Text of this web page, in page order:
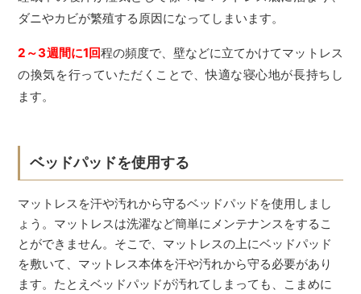
ダニやカビが繁殖する原因になってしまいます。
2～3週間に1回程の頻度で、壁などに立てかけてマットレス
の換気を行っていただくことで、快適な寝心地が長持ちし
ます。
ベッドパッドを使用する
マットレスを汗や汚れから守るベッドパッドを使用しまし
ょう。マットレスは洗濯など簡単にメンテナンスをするこ
とができません。そこで、マットレスの上にベッドパッド
を敷いて、マットレス本体を汗や汚れから守る必要があり
ます。たとえベッドパッドが汚れてしまっても、こまめに